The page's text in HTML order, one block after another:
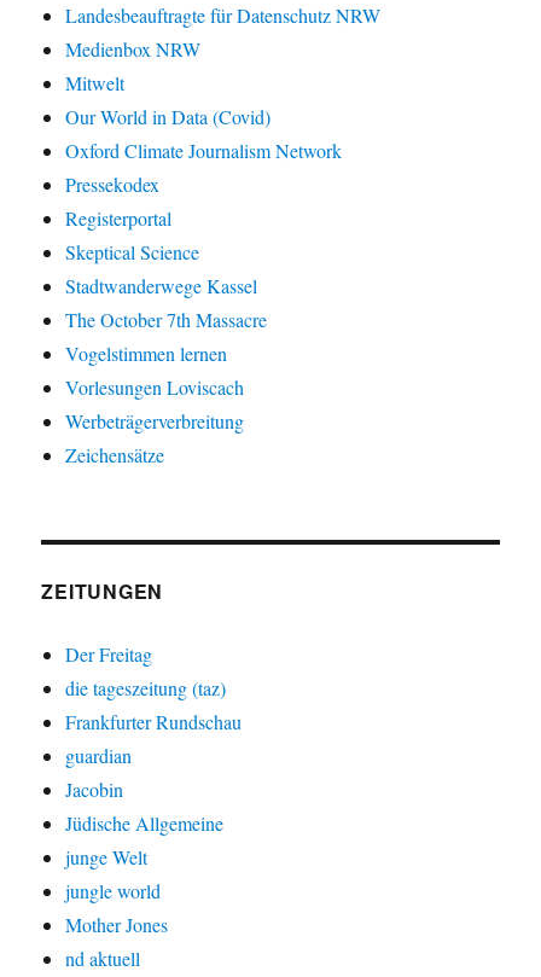
Landesbeauftragte für Datenschutz NRW
Medienbox NRW
Mitwelt
Our World in Data (Covid)
Oxford Climate Journalism Network
Pressekodex
Registerportal
Skeptical Science
Stadtwanderwege Kassel
The October 7th Massacre
Vogelstimmen lernen
Vorlesungen Loviscach
Werbeträgerverbreitung
Zeichensätze
ZEITUNGEN
Der Freitag
die tageszeitung (taz)
Frankfurter Rundschau
guardian
Jacobin
Jüdische Allgemeine
junge Welt
jungle world
Mother Jones
nd aktuell